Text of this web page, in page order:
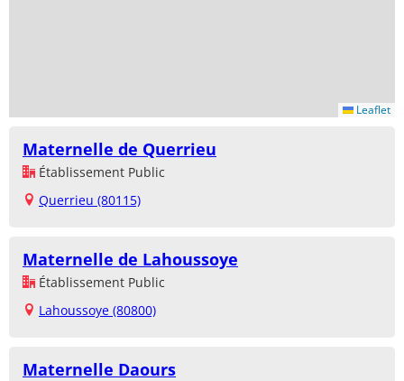
Leaflet
Maternelle de Querrieu
Établissement Public
Querrieu (80115)
Maternelle de Lahoussoye
Établissement Public
Lahoussoye (80800)
Maternelle Daours